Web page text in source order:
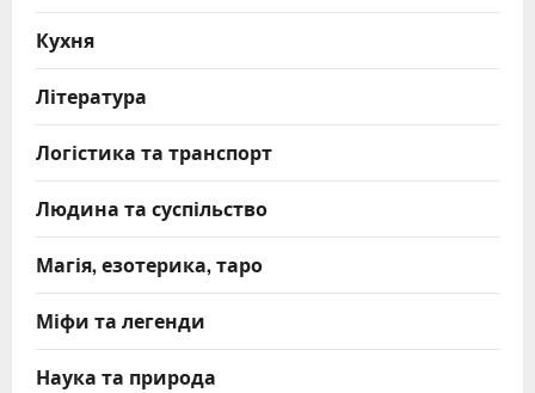
Кухня
Література
Логістика та транспорт
Людина та суспільство
Магія, езотерика, таро
Міфи та легенди
Наука та природа